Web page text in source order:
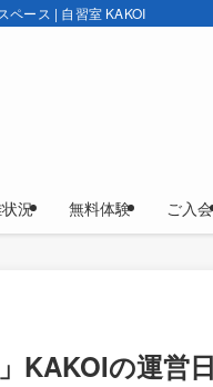
ペース | 自習室 KAKOI
況 無料体験 ご入会
KAKOIの運営